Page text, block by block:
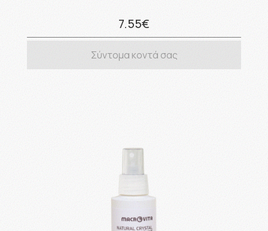
7.55€
Σύντομα κοντά σας